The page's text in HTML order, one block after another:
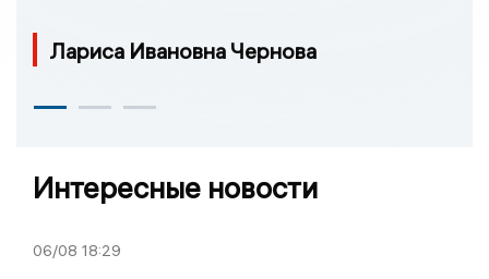
Лариса Ивановна Чернова
Интересные новости
06/08 18:29